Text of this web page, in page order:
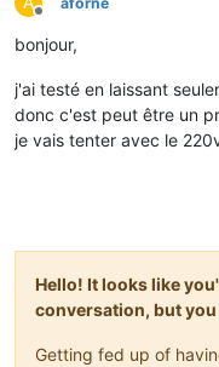
Offline
bonjour,
j'ai testé en laissant
donc c'est peut être un
je vais tenter avec le
Hello! It looks like
conversation, but
Getting fed up of